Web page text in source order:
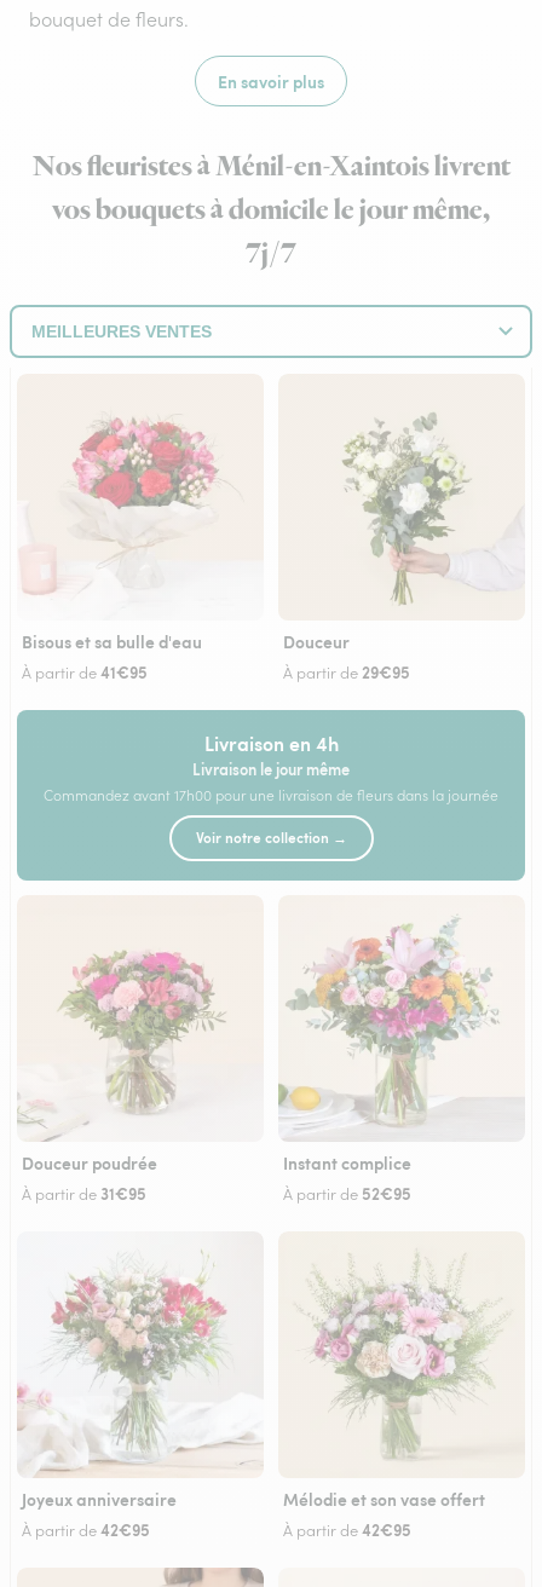
bouquet de fleurs.
En savoir plus
Nos fleuristes à Ménil-en-Xaintois livrent
vos bouquets à domicile le jour même,
7j/7
Bisous et sa bulle d'eau
À partir de41€95
Douceur
À partir de29€95
Livraison en 4h
Livraison le jour même
Commandez avant 17h00 pour une livraison de fleurs dans la journée
Voir notre collection →
Douceur poudrée
À partir de 31€95
Instant complice
À partir de 52€95
Joyeux anniversaire
À partir de42€95
Mélodie et son vase offert
À partir de42€95